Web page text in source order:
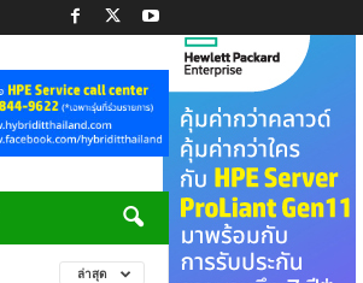
ล่าสุด